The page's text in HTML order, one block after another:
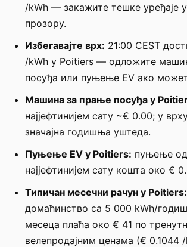
/kWh — закажите тешке уређаје
прозору.
Избегавајте врх: 21:00 CEST
/kWh у Poitiers — одложите
посуђа или пуњење EV ако
Машина за прање посуђа у
најјефтинијем сату ~€ 0.00; у
значајна годишња уштеда.
Пуњење EV у Poitiers: пуњење
најјефтинијем сату кошта око €
Типичан месечни рачун у Poitiers:
домаћинство са 5 000 kWh/
месеца плаћа око € 41 по
велепродајним ценама (€ 0.1044